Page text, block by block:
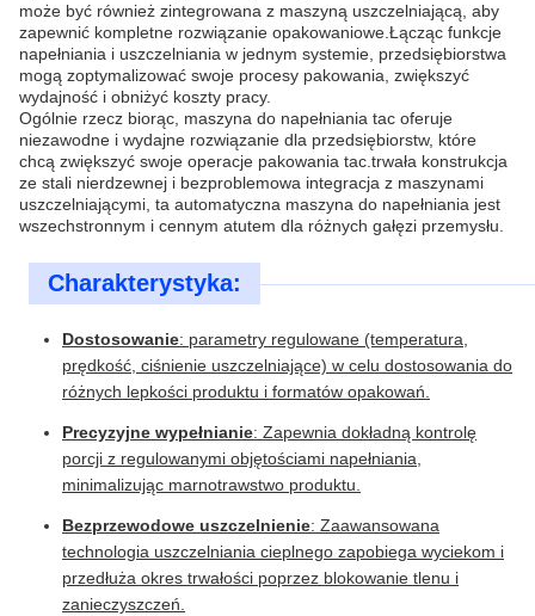
może być również zintegrowana z maszyną uszczelniającą, aby
zapewnić kompletne rozwiązanie opakowaniowe.Łącząc funkcje
napełniania i uszczelniania w jednym systemie, przedsiębiorstwa
mogą zoptymalizować swoje procesy pakowania, zwiększyć
wydajność i obniżyć koszty pracy.
Ogólnie rzecz biorąc, maszyna do napełniania tac oferuje
niezawodne i wydajne rozwiązanie dla przedsiębiorstw, które
chcą zwiększyć swoje operacje pakowania tac.trwała konstrukcja
ze stali nierdzewnej i bezproblemowa integracja z maszynami
uszczelniającymi, ta automatyczna maszyna do napełniania jest
wszechstronnym i cennym atutem dla różnych gałęzi przemysłu.
Charakterystyka:
Dostosowanie: parametry regulowane (temperatura,
prędkość, ciśnienie uszczelniające) w celu dostosowania do
różnych lepkości produktu i formatów opakowań.
Precyzyjne wypełnianie: Zapewnia dokładną kontrolę
porcji z regulowanymi objętościami napełniania,
minimalizując marnotrawstwo produktu.
Bezprzewodowe uszczelnienie: Zaawansowana
technologia uszczelniania cieplnego zapobiega wyciekom i
przedłuża okres trwałości poprzez blokowanie tlenu i
zanieczyszczeń.